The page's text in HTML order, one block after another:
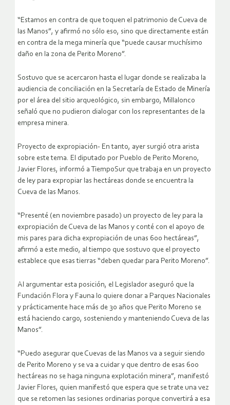
“Estamos en contra de que toquen el patrimonio de Cueva de
las Manos”, y afirmó no sólo eso, sino que directamente están
en contra de la mega minería que “puede causar muchísimo
daño en la zona de Perito Moreno”.
Sostuvo que se acercaron hasta el lugar donde se realizaba la
audiencia de conciliación en la Secretaría de Estado de Minería
por el área del sitio arqueológico, sin embargo, Millalonco
señaló que no pudieron dialogar con los representantes de la
empresa minera.
Proyecto de expropiación- En tanto, ayer surgió otra arista
sobre este tema. El diputado por Pueblo de Perito Moreno,
Javier Flores, informó a TiempoSur que trabaja en un proyecto
de ley para expropiar las hectáreas donde se encuentra la
Cueva de las Manos.
“Presenté (en noviembre pasado) un proyecto de ley para la
expropiación de Cueva de las Manos y conté con el apoyo de
mis pares para dicha expropiación de unas 600 hectáreas”,
afirmó a este medio, al tiempo que sostuvo que el proyecto
establece que esas tierras “deben quedar para Perito Moreno”.
Al argumentar esta posición, el Legislador aseguró que la
Fundación Flora y Fauna lo quiere donar a Parques Nacionales
y prácticamente hace más de 30 años que Perito Moreno se
está haciendo cargo, sosteniendo y manteniendo Cueva de las
Manos”.
“Puedo asegurar que Cuevas de las Manos va a seguir siendo
de Perito Moreno y se va a cuidar y que dentro de esas 600
hectáreas no se haga ninguna explotación minera”, manifestó
Javier Flores, quien manifestó que espera que se trate una vez
que se retomen las sesiones ordinarias porque convertirá a esa